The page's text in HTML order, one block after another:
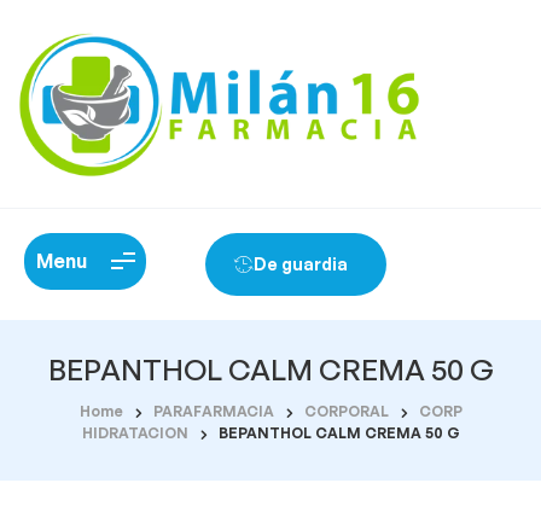
Menu De guardia
BEPANTHOL CALM CREMA 50 G
Home PARAFARMACIA CORPORAL
CORP
HIDRATACION
BEPANTHOL CALM CREMA 50 G